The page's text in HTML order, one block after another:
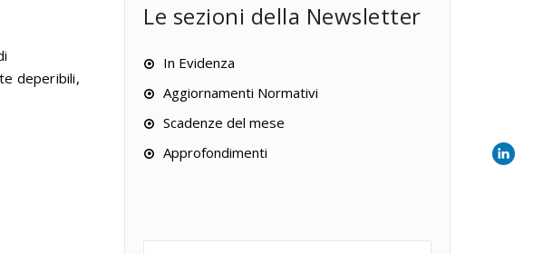
deperibili,
Le sezioni della Newsletter
In Evidenza
Aggiornamenti Normativi
Scadenze del mese
Approfondimenti